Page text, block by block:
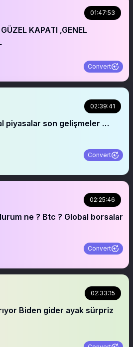
01:47:53
KAPATI ,GENEL
Convert
02:39:41
, global piyasalar son gelişmeler …
Convert
02:25:46
ne ? Btc ? Global borsalar
Convert
02:33:15